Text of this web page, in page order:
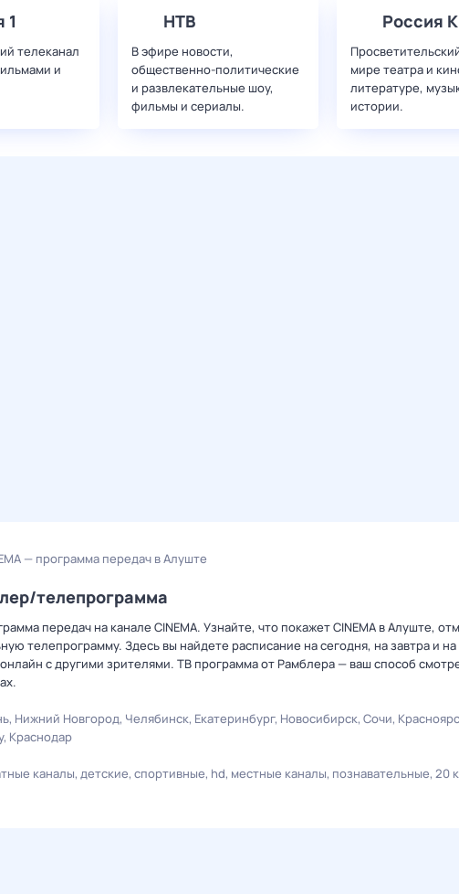
1
телеканал
и
НТВ
В эфире новости,
общественно-политические
и развлекательные шоу,
фильмы и сериалы.
Россия К
мире театра и
литературе,
истории.
— программа передач в Алуште
телепрограмма
передач на канале CINEMA. Узнайте, что покажет CINEMA в Алуште,
телепрограмму. Здесь вы найдете расписание на сегодня, на завтра и
с другими зрителями. ТВ программа от Рамблера — ваш способ
Нижний Новгород Челябинск Екатеринбург Новосибирск Сочи
Краснодар
каналы детские спортивные hd местные каналы познавательные 20